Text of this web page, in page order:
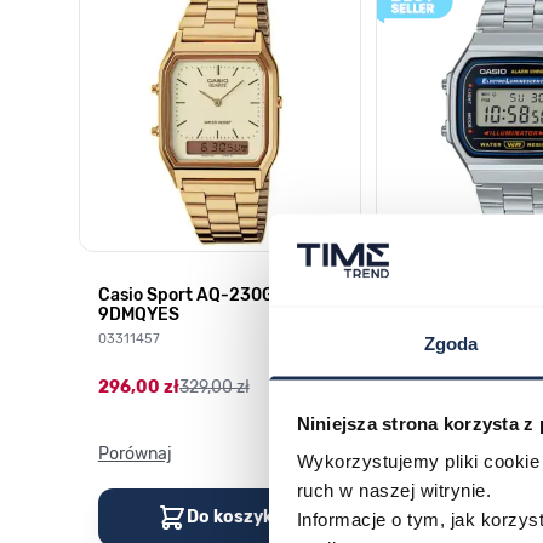
Zgoda
Niniejsza strona korzysta z
Wykorzystujemy pliki
ruch w naszej witrynie.
Informacje o tym, jak
Casio Sport AQ-230GA-
9DMQYES
03311457
296,00 zł329,00 zł
Porównaj
Do koszyka
Porównaj
Do